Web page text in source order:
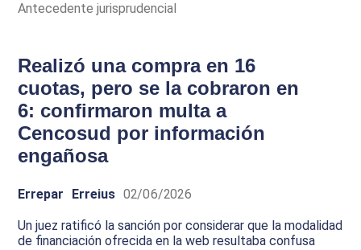
Antecedente jurisprudencial
Realizó una compra en 16
cuotas, pero se la cobraron en
6: confirmaron multa a
Cencosud por información
engañosa
Errepar Erreius 02/06/2026
Un juez ratificó la sanción por considerar que la modalidad
de financiación ofrecida en la web resultaba confusa